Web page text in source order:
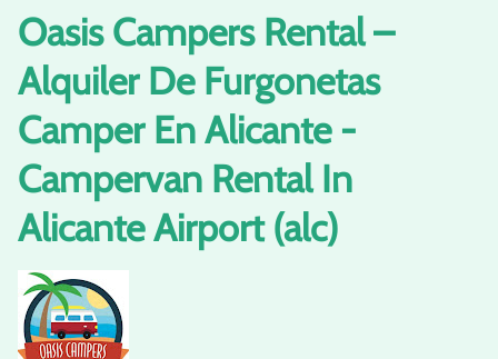
Oasis Campers Rental –
Alquiler De Furgonetas
Camper En Alicante -
Campervan Rental In
Alicante Airport (alc)